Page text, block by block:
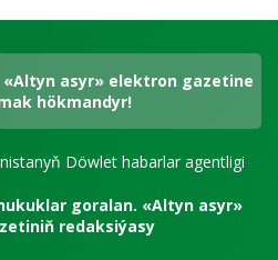
asyr» elektron gazetine
hökmandyr!
Döwlet habarlar agentligi
goralan. «Altyn asyr»
redaksiýasy